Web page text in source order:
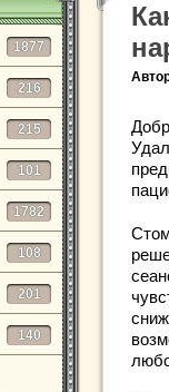
1877
216
215
101
1782
108
201
140